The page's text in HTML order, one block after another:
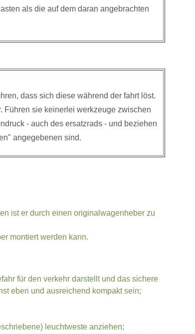
als die auf dem daran angebrachten
dass sich diese während der fahrt löst.
Führen sie keinerlei werkzeuge zwischen
- auch des ersatzrads - und beziehen
angegebenen sind.
ist er durch einen originalwagenheber zu
montiert werden kann.
für den verkehr darstellt und das sichere
eben und ausreichend kompakt sein;
leuchtweste anziehen;